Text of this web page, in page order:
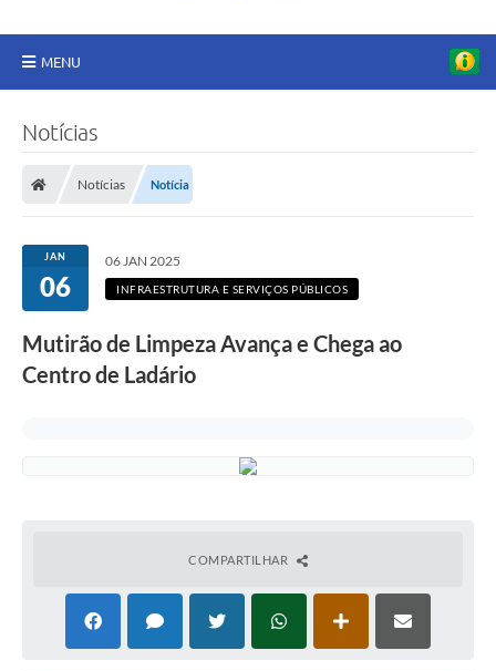
MENU
LICITAÇÕES E CONTRATOS
Secretarias
Leis e Decretos
Cultura
Nossa Cidade
Galeria de Fotos
Notícias
Notícias Notícia
JAN
06
06 JAN 2025
INFRAESTRUTURA E SERVIÇOS PÚBLICOS
Mutirão de Limpeza Avança e Chega ao
Centro de Ladário
COMPARTILHAR